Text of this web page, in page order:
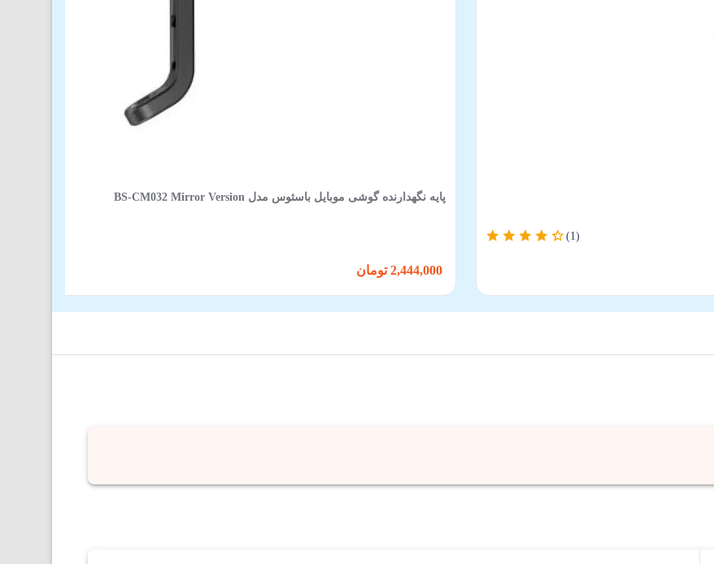
(1)
پایه نگهدارنده گوشی موبایل باسئوس مدل BS-CM032 Mirror Version